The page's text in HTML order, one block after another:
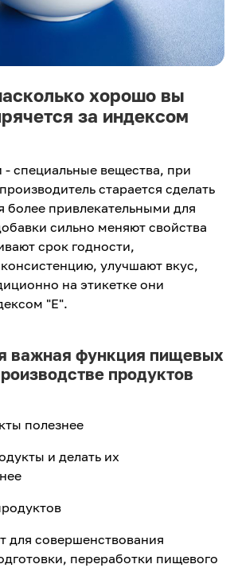
хорошо вы
за индексом
специальные вещества, при
старается сделать
более привлекательными для
сильно меняют свойства
срок годности,
улучшают вкус,
на этикетке они
"Е".
важная функция пищевых
продуктов
полезнее
и делать их
для совершенствования
переработки пищевого